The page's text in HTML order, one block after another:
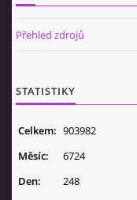
Přehled zdrojů
STATISTIKY
Celkem: 903982
Měsíc:
6724
Den:
248